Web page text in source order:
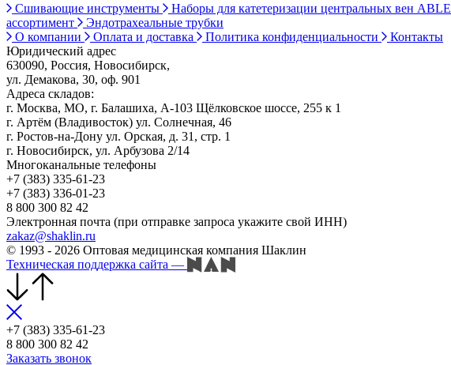
Сшивающие инструменты
Наборы для катетеризации центральных вен ABLE
ассортимент
Эндотрахеальные трубки
О компании
Оплата и доставка Политика конфиденциальности
Контакты
Юридический адрес
630090, Россия, Новосибирск,
ул. Демакова, 30, оф. 901
Адреса складов:
г. Москва, МО, г. Балашиха, А-103 Щёлковское шоссе, 255 к 1
г. Артём (Владивосток) ул. Солнечная, 46
г. Ростов-на-Дону ул. Орская, д. 31, стр. 1
г. Новосибирск, ул. Арбузова 2/14
Многоканальные телефоны
+7 (383) 335-61-23
+7 (383) 336-01-23
8 800 300 82 42
Электронная почта (при отправке запроса укажите свой ИНН)
zakaz@shaklin.ru
© 1993 - 2026 Оптовая медицинская компания Шаклин
Техническая поддержка сайта —
+7 (383) 335-61-23
8 800 300 82 42
Заказать звонок